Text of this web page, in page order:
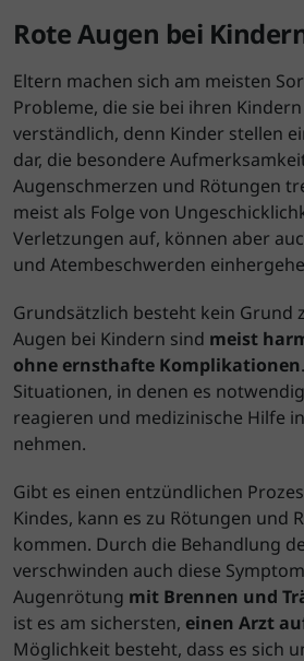
Rote Augen bei
Eltern machen sich am meisten
Probleme, die sie bei ihren
verständlich, denn Kinder stellen
dar, die besondere
Augenschmerzen und Rötungen
meist als Folge von
Verletzungen auf, können aber
und Atembeschwerden
Grundsätzlich besteht kein Grund
Augen bei Kindern sind meist
ohne ernsthafte Komplikationen
Situationen, in denen es
reagieren und medizinische Hilfe
nehmen.
Gibt es einen entzündlichen
Kindes, kann es zu Rötungen und
kommen. Durch die Behandlung
verschwinden auch diese
Augenrötung mit Brennen und
ist es am sichersten, einen Arzt
Möglichkeit besteht, dass es sich